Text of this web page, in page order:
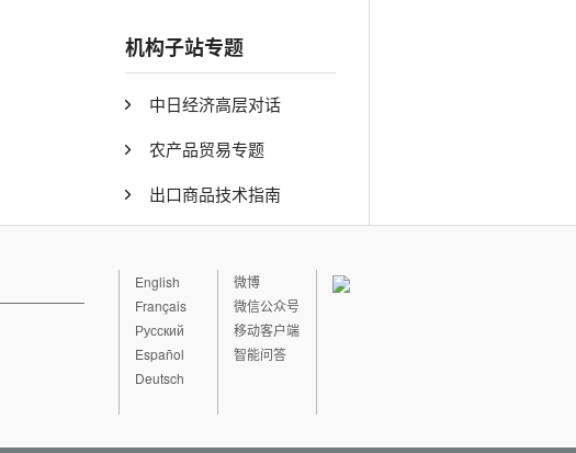
机构子站专题
中日经济高层对话
农产品贸易专题
出口商品技术指南
English
Français
Русский
Español
Deutsch
微博
微信公众号
移动客户端
智能问答